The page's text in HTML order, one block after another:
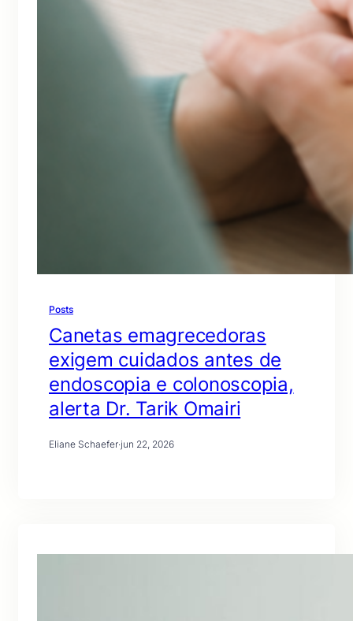
Posts
Canetas emagrecedoras
exigem cuidados antes de
endoscopia e colonoscopia,
alerta Dr. Tarik Omairi
Eliane Schaefer·jun 22, 2026